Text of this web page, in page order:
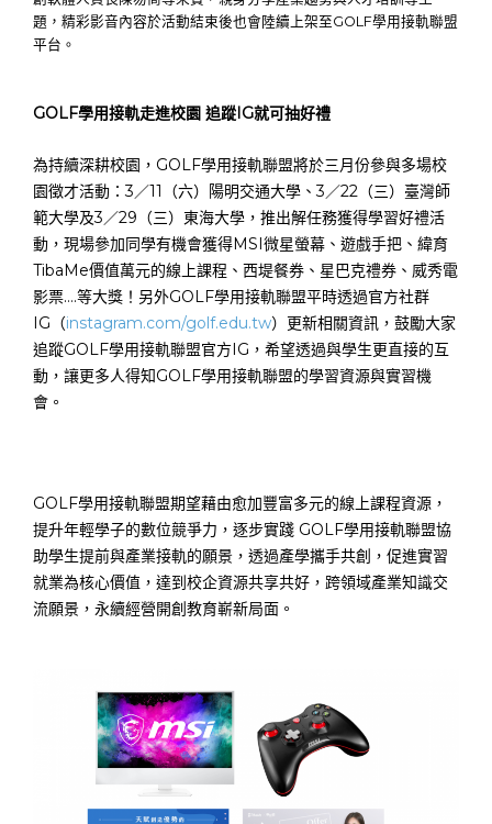
題，精彩影音內容於活動結束後也會陸續上架至GOLF學用接軌聯盟
平台。
GOLF學用接軌走進校園 追蹤IG就可抽好禮
為持續深耕校園，GOLF學用接軌聯盟將於三月份參與多場校
園徵才活動：3／11（六）陽明交通大學、3／22（三）臺灣師
範大學及3／29（三）東海大學，推出解任務獲得學習好禮活
動，現場參加同學有機會獲得MSI微星螢幕、遊戲手把、緯育
TibaMe價值萬元的線上課程、西堤餐券、星巴克禮券、威秀電
影票….等大獎！另外GOLF學用接軌聯盟平時透過官方社群
IG（instagram.com/golf.edu.tw）更新相關資訊，鼓勵大家
追蹤GOLF學用接軌聯盟官方IG，希望透過與學生更直接的互
動，讓更多人得知GOLF學用接軌聯盟的學習資源與實習機
會。
GOLF學用接軌聯盟期望藉由愈加豐富多元的線上課程資源，
提升年輕學子的數位競爭力，逐步實踐 GOLF學用接軌聯盟協
助學生提前與產業接軌的願景，透過產學攜手共創，促進實習
就業為核心價值，達到校企資源共享共好，跨領域產業知識交
流願景，永續經營開創教育嶄新局面。